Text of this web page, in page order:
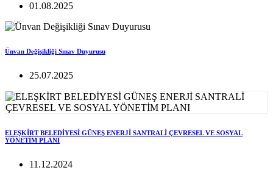
01.08.2025
Ünvan Değişikliği Sınav Duyurusu
25.07.2025
ELEŞKİRT BELEDİYESİ GÜNEŞ ENERJİ SANTRALİ ÇEVRESEL VE SOSYAL
YÖNETİM PLANI
11.12.2024